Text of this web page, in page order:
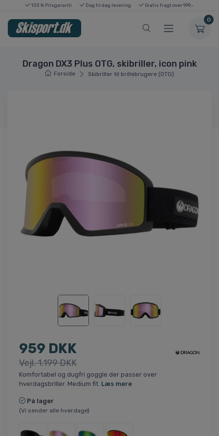
103 % Prisgaranti Dag til dag levering Gratis fragt over 999,-
0
Dragon DX3 Plus OTG, skibriller, icon pink
Forside Skibriller til brillebrugere (OTG)
959 DKK
Vejl. 1.199 DKK
Komfortabel og dugfri goggle der passer over
hverdagsbriller. Medium fit. Læs mere
På lager
(Vi sender alle hverdage)